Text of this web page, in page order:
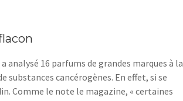
analysé 16 parfums de grandes marques à la
substances cancérogènes. En effet, si se
Comme le note le magazine, « certaines